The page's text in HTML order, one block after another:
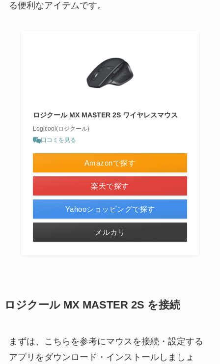
る便利なアイテムです。
ロジクール MX MASTER 2S ワイヤレスマウス
Logicool(ロジクール)
口コミを見る
Amazonで探す
楽天で探す
Yahooショッピングで探す
メルカリ
ロジクール MX MASTER 2S を接続
まずは、こちらを参考にマウスを接続・設定する
アプリをダウンロード・インストールしましょ